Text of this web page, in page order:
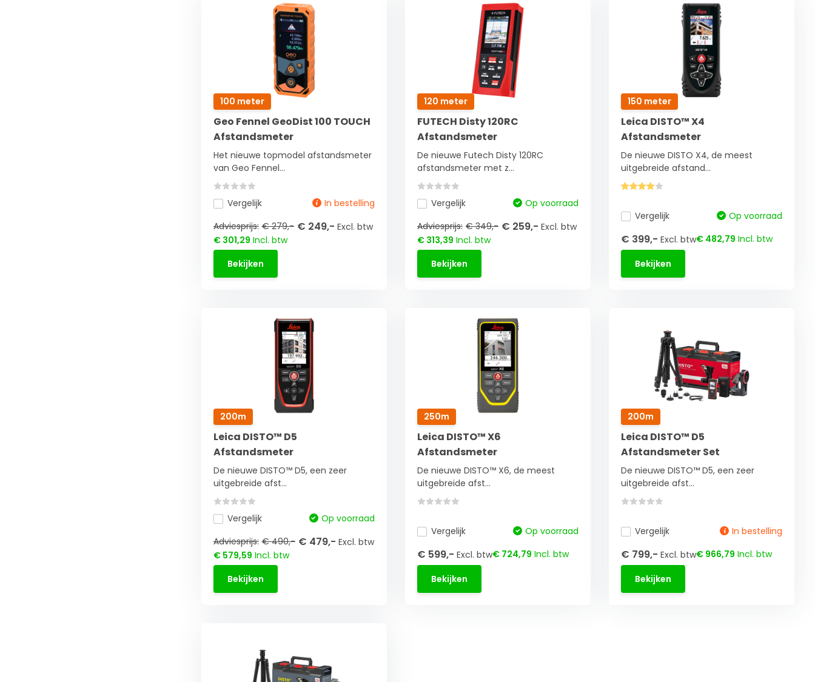
100 meter
Geo Fennel GeoDist 100 TOUCH
Afstandsmeter
Het nieuwe topmodel afstandsmeter
van Geo Fennel...
Vergelijk
In bestelling
Adviesprijs: € 279,- € 249,- Excl. btw
€ 301,29 Incl. btw
Bekijken
120 meter
FUTECH Disty 120RC
Afstandsmeter
De nieuwe Futech Disty 120RC
afstandsmeter met z...
Vergelijk
Op voorraad
Adviesprijs: € 349,- € 259,- Excl. btw
€ 313,39 Incl. btw
Bekijken
150 meter
Leica DISTO™ X4
Afstandsmeter
De nieuwe DISTO X4, de meest
uitgebreide afstand...
Vergelijk Op voorraad
€ 399,-Excl. btw€ 482,79 Incl. btw
Bekijken
200m
Leica DISTO™ D5
Afstandsmeter
De nieuwe DISTO™ D5, een zeer
uitgebreide afst...
Vergelijk
Op voorraad
Adviesprijs: € 490,- € 479,- Excl. btw
€ 579,59 Incl. btw
Bekijken
250m
Leica DISTO™ X6
Afstandsmeter
De nieuwe DISTO™ X6, de meest
uitgebreide afst...
Vergelijk Op voorraad
€ 599,- Excl. btw€ 724,79 Incl. btw
Bekijken
200m
Leica DISTO™ D5
Afstandsmeter Set
De nieuwe DISTO™ D5, een zeer
uitgebreide afst...
Vergelijk In bestelling
€ 799,-Excl. btw€ 966,79 Incl. btw
Bekijken